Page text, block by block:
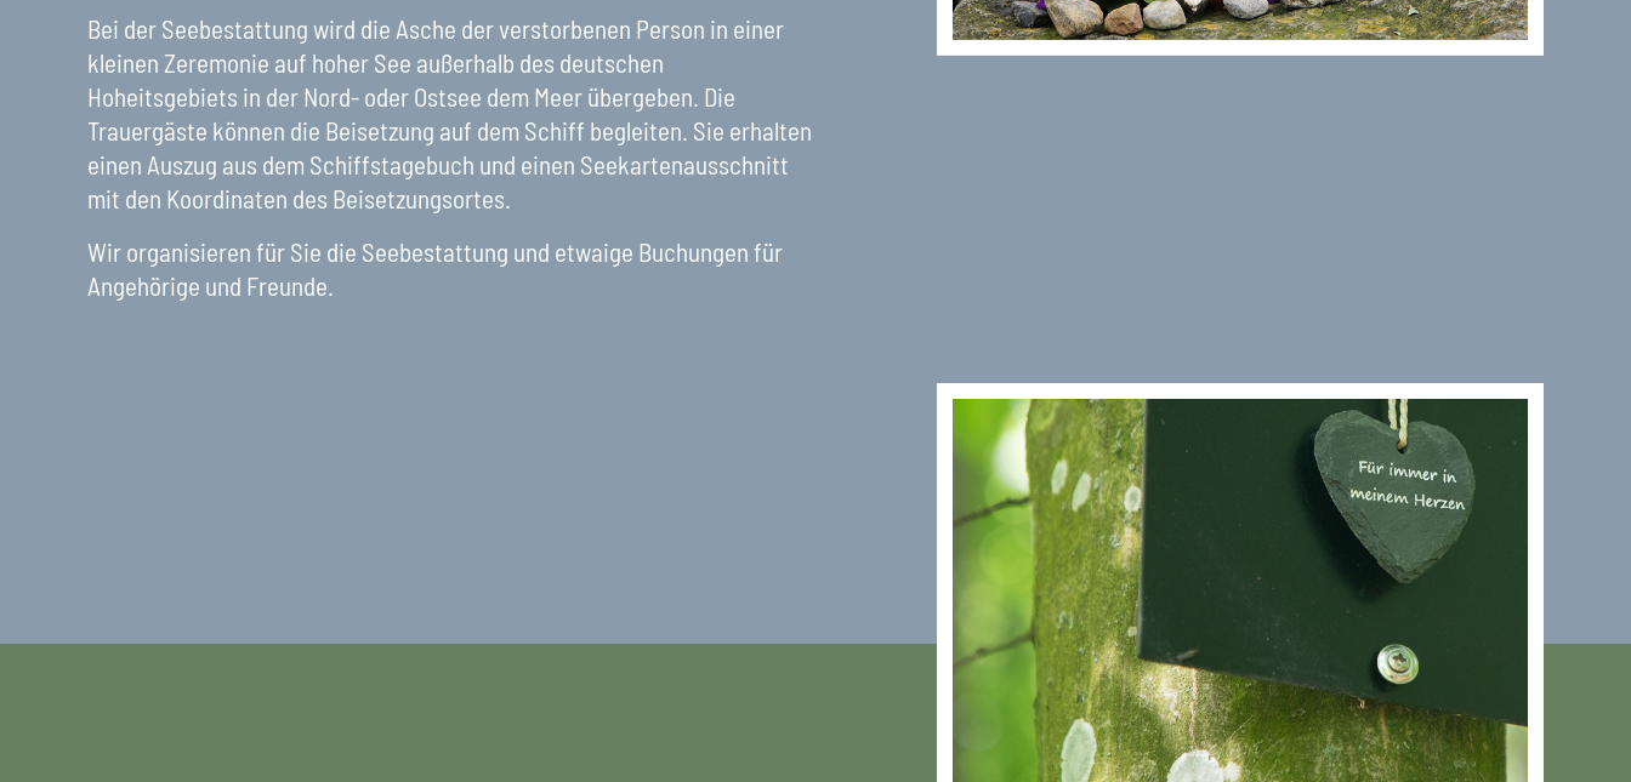
Bei der Seebestattung wird die Asche der verstorbenen Person in einer
kleinen Zeremonie auf hoher See außerhalb des deutschen
Hoheitsgebiets in der Nord- oder Ostsee dem Meer übergeben. Die
Trauergäste können die Beisetzung auf dem Schiff begleiten. Sie erhalten
einen Auszug aus dem Schiffstagebuch und einen Seekartenausschnitt
mit den Koordinaten des Beisetzungsortes.
Wir organisieren für Sie die Seebestattung und etwaige Buchungen für
Angehörige und Freunde.